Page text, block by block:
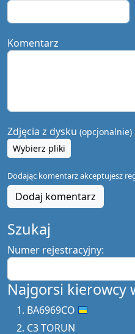
Komentarz
Zdjęcia z dysku (opcjonalnie)
Wybierz pliki
Dodając komentarz akceptujesz
Dodaj komentarz
Szukaj
Numer rejestracyjny:
Najgorsi kierowcy
BA6969CO
C3 TORUN